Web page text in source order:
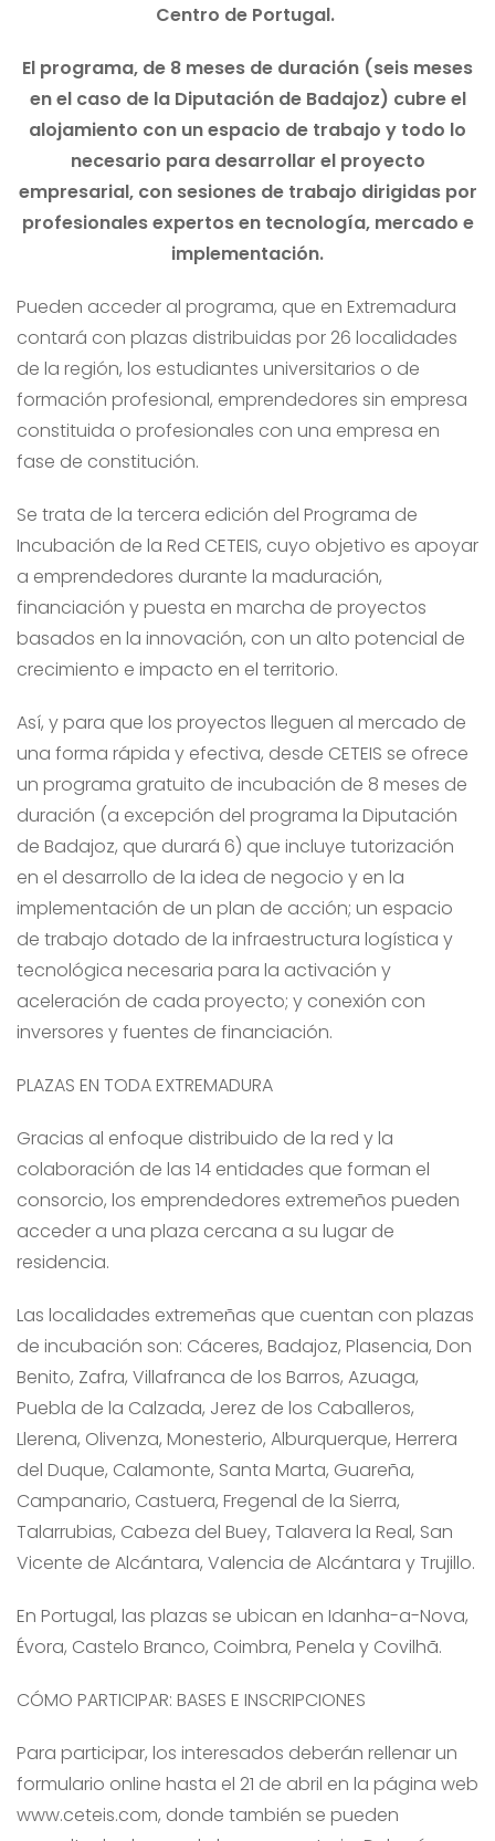
Centro de Portugal.
El programa, de 8 meses de duración (seis meses
en el caso de la Diputación de Badajoz) cubre el
alojamiento con un espacio de trabajo y todo lo
necesario para desarrollar el proyecto
empresarial, con sesiones de trabajo dirigidas por
profesionales expertos en tecnología, mercado e
implementación.
Pueden acceder al programa, que en Extremadura
contará con plazas distribuidas por 26 localidades
de la región, los estudiantes universitarios o de
formación profesional, emprendedores sin empresa
constituida o profesionales con una empresa en
fase de constitución.
Se trata de la tercera edición del Programa de
Incubación de la Red CETEIS, cuyo objetivo es apoyar
a emprendedores durante la maduración,
financiación y puesta en marcha de proyectos
basados en la innovación, con un alto potencial de
crecimiento e impacto en el territorio.
Así, y para que los proyectos lleguen al mercado de
una forma rápida y efectiva, desde CETEIS se ofrece
un programa gratuito de incubación de 8 meses de
duración (a excepción del programa la Diputación
de Badajoz, que durará 6) que incluye tutorización
en el desarrollo de la idea de negocio y en la
implementación de un plan de acción; un espacio
de trabajo dotado de la infraestructura logística y
tecnológica necesaria para la activación y
aceleración de cada proyecto; y conexión con
inversores y fuentes de financiación.
PLAZAS EN TODA EXTREMADURA
Gracias al enfoque distribuido de la red y la
colaboración de las 14 entidades que forman el
consorcio, los emprendedores extremeños pueden
acceder a una plaza cercana a su lugar de
residencia.
Las localidades extremeñas que cuentan con plazas
de incubación son: Cáceres, Badajoz, Plasencia, Don
Benito, Zafra, Villafranca de los Barros, Azuaga,
Puebla de la Calzada, Jerez de los Caballeros,
Llerena, Olivenza, Monesterio, Alburquerque, Herrera
del Duque, Calamonte, Santa Marta, Guareña,
Campanario, Castuera, Fregenal de la Sierra,
Talarrubias, Cabeza del Buey, Talavera la Real, San
Vicente de Alcántara, Valencia de Alcántara y Trujillo.
En Portugal, las plazas se ubican en Idanha-a-Nova,
Évora, Castelo Branco, Coimbra, Penela y Covilhã.
CÓMO PARTICIPAR: BASES E INSCRIPCIONES
Para participar, los interesados deberán rellenar un
formulario online hasta el 21 de abril en la página web
www.ceteis.com, donde también se pueden